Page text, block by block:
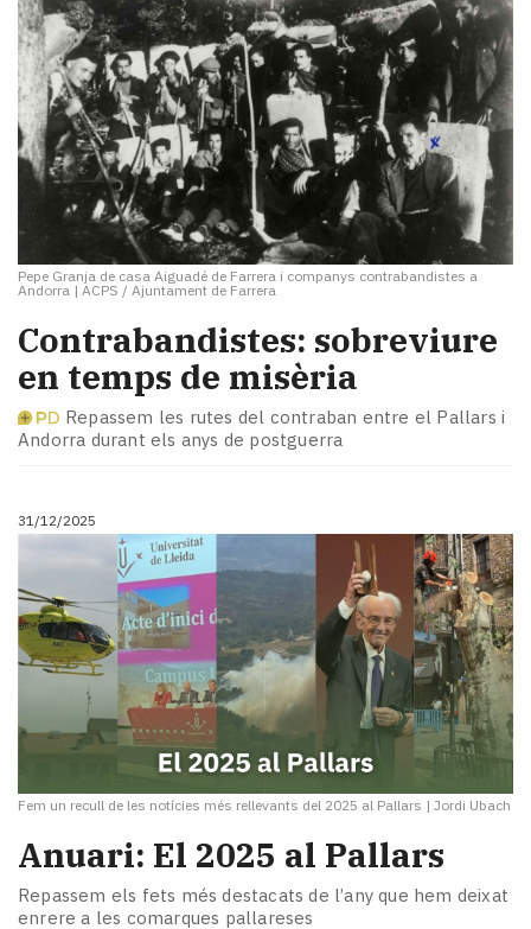
Pepe Granja de casa Aiguadé de Farrera i companys contrabandistes a
Andorra | ACPS / Ajuntament de Farrera
Contrabandistes: sobreviure
en temps de misèria
Repassem les rutes del contraban entre el Pallars i
Andorra durant els anys de postguerra
31/12/2025
Fem un recull de les notícies més rellevants del 2025 al Pallars | Jordi Ubach
Anuari: El 2025 al Pallars
Repassem els fets més destacats de l’any que hem deixat
enrere a les comarques pallareses